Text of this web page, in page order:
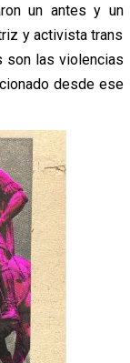
un antes y un
y activista trans
son las violencias
desde ese